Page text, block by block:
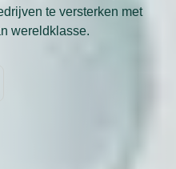
te versterken met
wereldklasse.